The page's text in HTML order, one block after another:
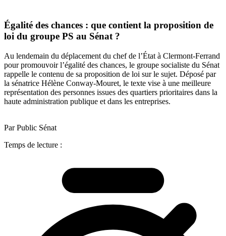
Égalité des chances : que contient la proposition de
loi du groupe PS au Sénat ?
Au lendemain du déplacement du chef de l’État à Clermont-Ferrand
pour promouvoir l’égalité des chances, le groupe socialiste du Sénat
rappelle le contenu de sa proposition de loi sur le sujet. Déposé par
la sénatrice Hélène Conway-Mouret, le texte vise à une meilleure
représentation des personnes issues des quartiers prioritaires dans la
haute administration publique et dans les entreprises.
Par Public Sénat
Temps de lecture :